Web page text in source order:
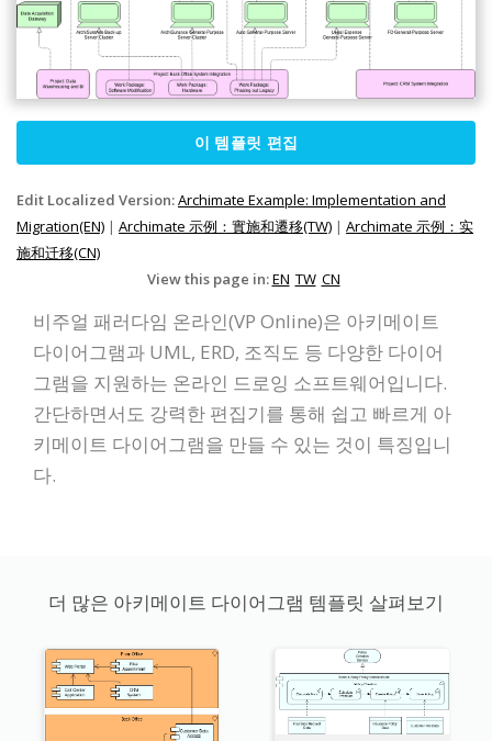
이 템플릿 편집
Edit Localized Version:Archimate Example: Implementation and
Migration(EN) | Archimate 示例：實施和遷移(TW) | Archimate 示例：实
施和迁移(CN)
View this page in:EN TW CN
비주얼 패러다임 온라인(VP Online)은 아키메이트
다이어그램과 UML, ERD, 조직도 등 다양한 다이어
그램을 지원하는 온라인 드로잉 소프트웨어입니다.
간단하면서도 강력한 편집기를 통해 쉽고 빠르게 아
키메이트 다이어그램을 만들 수 있는 것이 특징입니
다.
더 많은 아키메이트 다이어그램 템플릿 살펴보기